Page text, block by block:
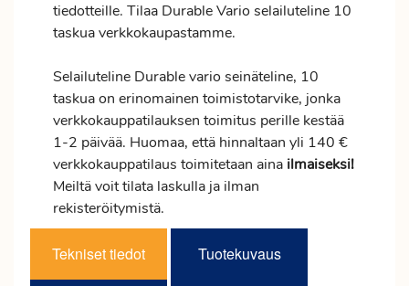
tiedotteille. Tilaa Durable Vario selailuteline 10
taskua verkkokaupastamme.
Selailuteline Durable vario seinäteline, 10
taskua on erinomainen toimistotarvike, jonka
verkkokauppatilauksen toimitus perille kestää
1-2 päivää. Huomaa, että hinnaltaan yli 140 €
verkkokauppatilaus toimitetaan aina ilmaiseksi!
Meiltä voit tilata laskulla ja ilman
rekisteröitymistä.
Tekniset tiedot Tuotekuvaus